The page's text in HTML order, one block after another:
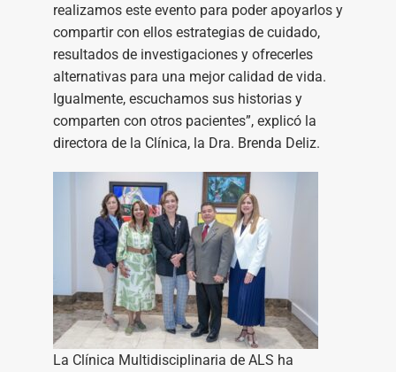
realizamos este evento para poder apoyarlos y
compartir con ellos estrategias de cuidado,
resultados de investigaciones y ofrecerles
alternativas para una mejor calidad de vida.
Igualmente, escuchamos sus historias y
comparten con otros pacientes”, explicó la
directora de la Clínica, la Dra. Brenda Deliz.
La Clínica Multidisciplinaria de ALS ha